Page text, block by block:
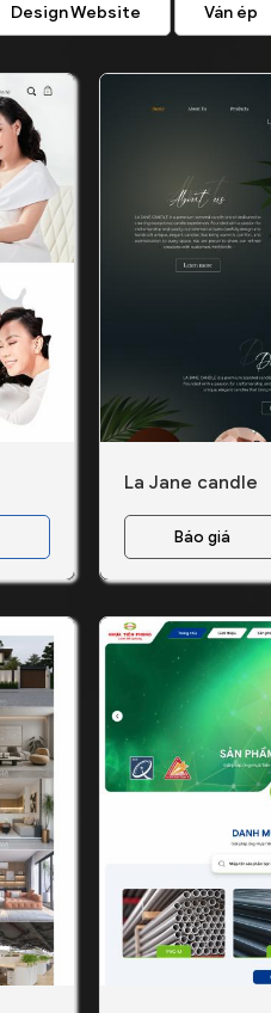
Design Website Ván ép
La Jane candle
Báo giá